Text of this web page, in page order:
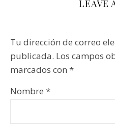
LEAVE
Tu dirección de correo
publicada. Los campos
marcados con *
Nombre *